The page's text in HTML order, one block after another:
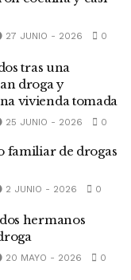
27 JUNIO - 2026 0
tras una
droga y
vivienda tomada
25 JUNIO - 2026 0
familiar de drogas
2 JUNIO - 2026 0
hermanos
20 MAYO - 2026 0